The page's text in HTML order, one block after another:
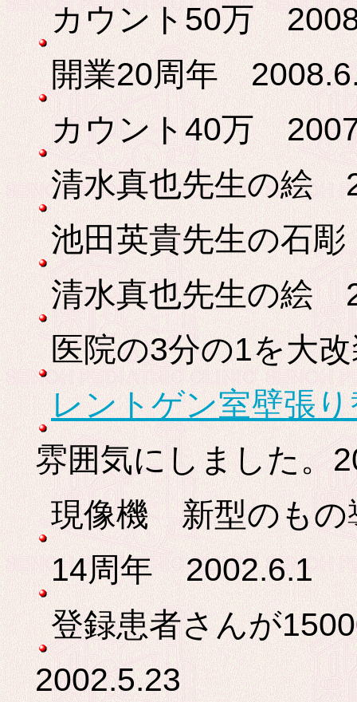
カウント50万
開業20周年
カウント40万
清水真也先生の
池田英貴先生の石
清水真也先生の
医院の3分の1を
レントゲン室壁張
雰囲気にしました
現像機 新型のも
14周年 2002.6.1
登録患者さんが
2002.5.23